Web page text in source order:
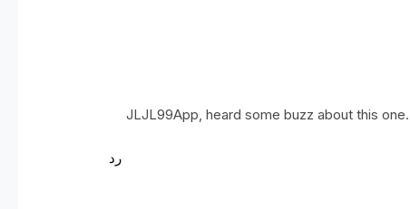
JLJL99App, heard some buzz about this
رد